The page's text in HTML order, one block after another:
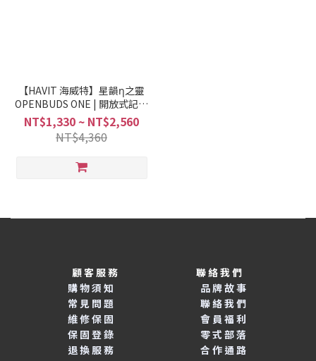
【HAVIT 海威特】星韻η之靈
OPENBUDS ONE | 開放式記憶
耳夾無線藍芽耳機
NT$1,330 ~ NT$2,560
NT$4,360
顧客服務 聯絡我們
購物須知
品牌故事
常見問題
聯絡我們
維修保固
會員福利
保固登錄
零式部落
退換服務
合作通路